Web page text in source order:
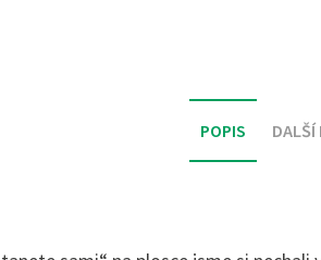
POPIS DALŠÍ